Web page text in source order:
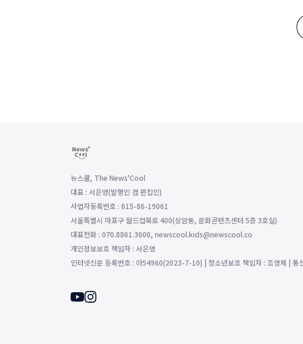
뉴스쿨, The News'Cool
대표 : 서은영(발행인 겸 편집인)
사업자등록번호 : 615-86-19061
서울특별시 마포구 월드컵북로 400(상암동, 문화콘텐츠센터 5층 3호실)
대표전화 : 070.8861.3000, newscool.kids@newscool.co
개인정보보호 책임자 : 서은영
인터넷신문 등록번호 : 아54960(2023-7-10) | 청소년보호 책임자 : 조영제